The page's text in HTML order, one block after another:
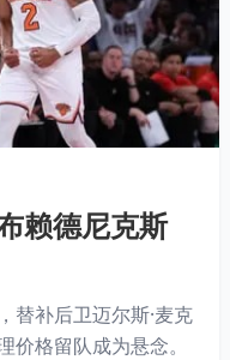
赖德尼克斯
替补后卫迈尔斯·麦克
格留队成为悬念。